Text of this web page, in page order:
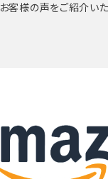
お客様の声をご紹介いた